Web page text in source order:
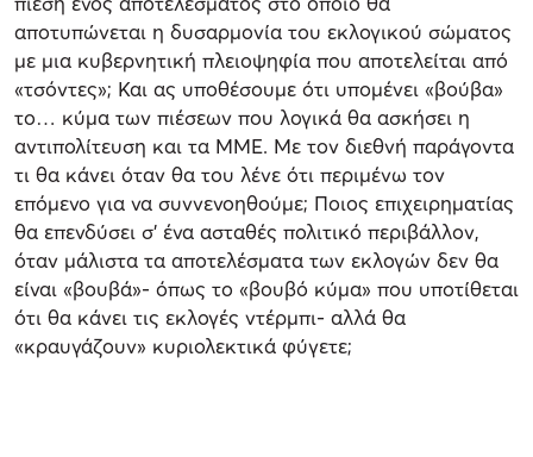
αποτυπώνεται η δυσαρμονία του εκλογικού σώματος
με μια κυβερνητική πλειοψηφία που αποτελείται από
«τσόντες»; Και ας υποθέσουμε ότι υπομένει «βούβα»
το… κύμα των πιέσεων που λογικά θα ασκήσει η
αντιπολίτευση και τα ΜΜΕ. Με τον διεθνή παράγοντα
τι θα κάνει όταν θα του λένε ότι περιμένω τον
επόμενο για να συννενοηθούμε; Ποιος επιχειρηματίας
θα επενδύσει σ’ ένα ασταθές πολιτικό περιβάλλον,
όταν μάλιστα τα αποτελέσματα των εκλογών δεν θα
είναι «βουβά»- όπως το «βουβό κύμα» που υποτίθεται
ότι θα κάνει τις εκλογές ντέρμπι- αλλά θα
«κραυγάζουν» κυριολεκτικά φύγετε;